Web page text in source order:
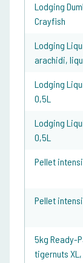
Lodging
Crayfish
Lodging
arachidi,
Lodging
0,5L
Lodging
0,5L
Pellet
Pellet
5kg Ready-
tigernuts